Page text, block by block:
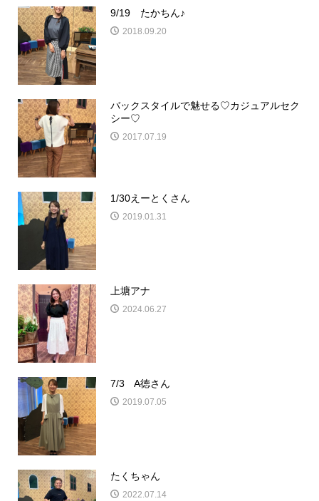
9/19 たかちん♪
2018.09.20
バックスタイルで魅せる♡カジュアルセク
シー♡
2017.07.19
1/30えーとくさん
2019.01.31
上塘アナ
2024.06.27
7/3 A徳さん
2019.07.05
たくちゃん
2022.07.14